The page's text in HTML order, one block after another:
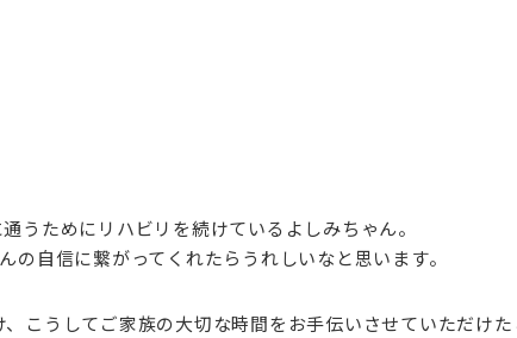
うためにリハビリを続けているよしみちゃん。
自信に繋がってくれたらうれしいなと思います。
こうしてご家族の大切な時間をお手伝いさせていただけ